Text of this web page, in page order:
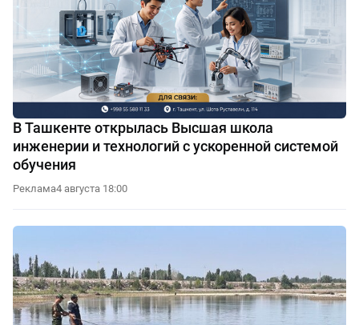
В Ташкенте открылась Высшая школа
инженерии и технологий с ускоренной системой
обучения
Реклама4 августа 18:00